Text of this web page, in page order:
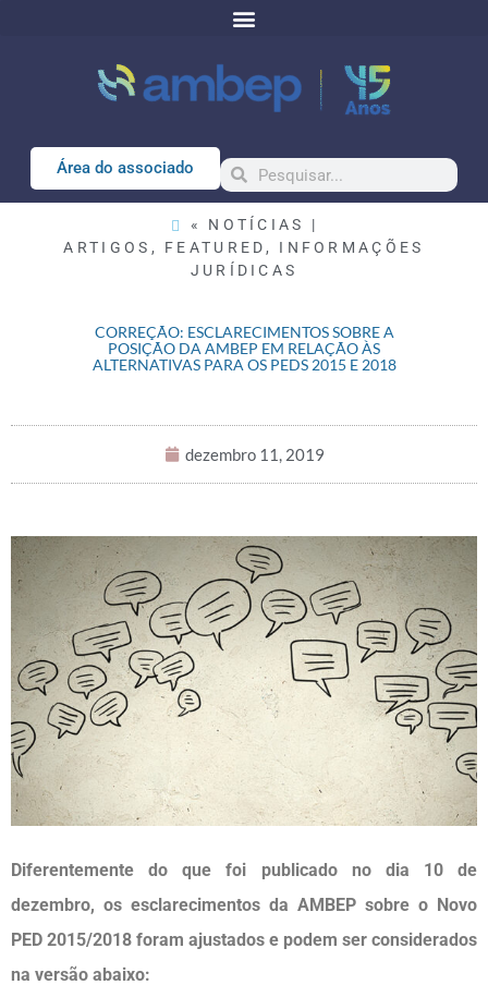
Área do associado
« NOTÍCIAS |
ARTIGOS , FEATURED , INFORMAÇÕES
JURÍDICAS
CORREÇÃO: ESCLARECIMENTOS SOBRE A
POSIÇÃO DA AMBEP EM RELAÇÃO ÀS
ALTERNATIVAS PARA OS PEDS 2015 E 2018
dezembro 11, 2019
Diferentemente do que foi publicado no dia 10 de
dezembro, os esclarecimentos da AMBEP sobre o Novo
PED 2015/2018 foram ajustados e podem ser considerados
na versão abaixo: